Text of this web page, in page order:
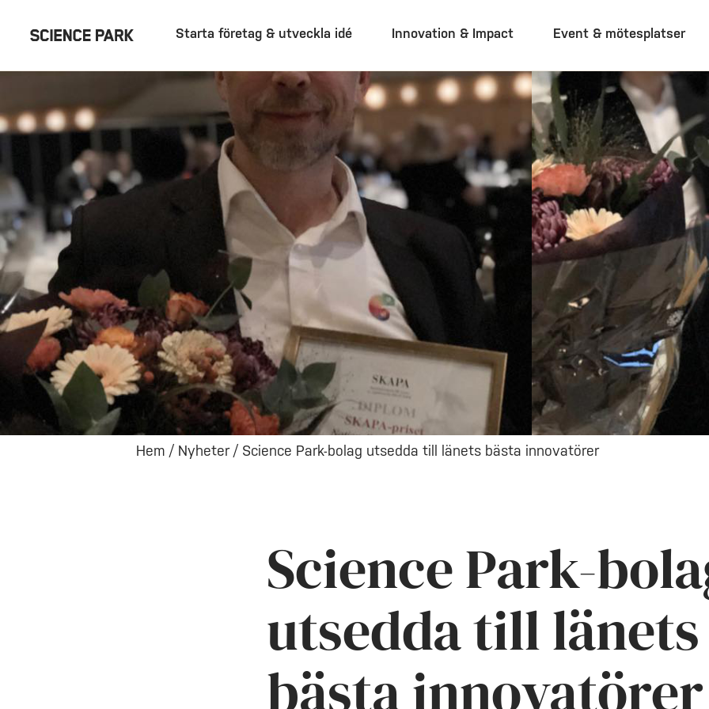
Starta företag & utveckla idé Innovation & Impact Event & mötesplatser
Hem / Nyheter/ Science Park-bolag utsedda till länets bästa innovatörer
Science Park-
utsedda till länets
bästa innovatörer